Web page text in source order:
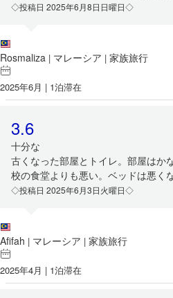
◇投稿日 2025年6月8日日曜日◇
Rosmaliza | マレーシア | 家族旅行
2025年6月 | 1泊滞在
3.6
十分な
古くなった部屋とトイレ。部屋はか
校の食堂よりも悪い。ベッドは悪く
◇投稿日 2025年6月3日火曜日◇
Afifah | マレーシア | 家族旅行
2025年4月 | 1泊滞在